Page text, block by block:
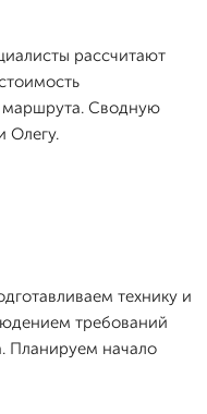
рассчитают
маршрута. Сводную
Олегу.
технику и
требований
Планируем начало